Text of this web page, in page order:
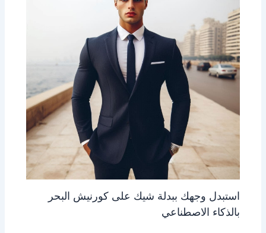
استبدل وجهك ببدلة شيك على كورنيش البحر
بالذكاء الاصطناعي